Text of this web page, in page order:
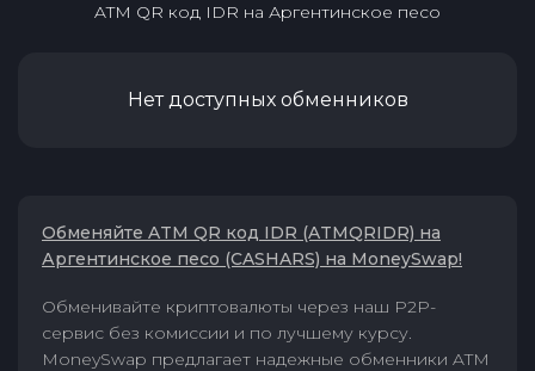
ATM QR код IDR на Аргентинское песо
Нет доступных обменников
Обменяйте ATM QR код IDR (ATMQRIDR) на
Аргентинское песо (CASHARS) на MoneySwap!
Обменивайте криптовалюты через наш P2P-
сервис без комиссии и по лучшему курсу.
MoneySwap предлагает надежные обменники ATM